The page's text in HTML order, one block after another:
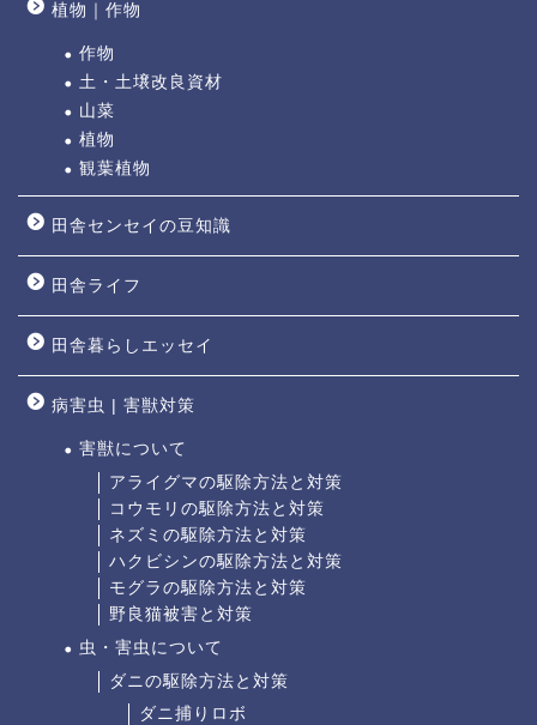
植物｜作物
作物
土・土壌改良資材
山菜
植物
観葉植物
田舎センセイの豆知識
田舎ライフ
田舎暮らしエッセイ
病害虫 | 害獣対策
害獣について
アライグマの駆除方法と対策
コウモリの駆除方法と対策
ネズミの駆除方法と対策
ハクビシンの駆除方法と対策
モグラの駆除方法と対策
野良猫被害と対策
虫・害虫について
ダニの駆除方法と対策
ダニ捕りロボ